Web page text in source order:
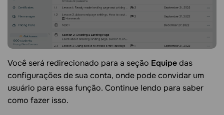
Você será redirecionado para a seção Equipedas
configurações de sua conta, onde pode convidar um
usuário para essa função. Continue lendo para saber
como fazer isso.